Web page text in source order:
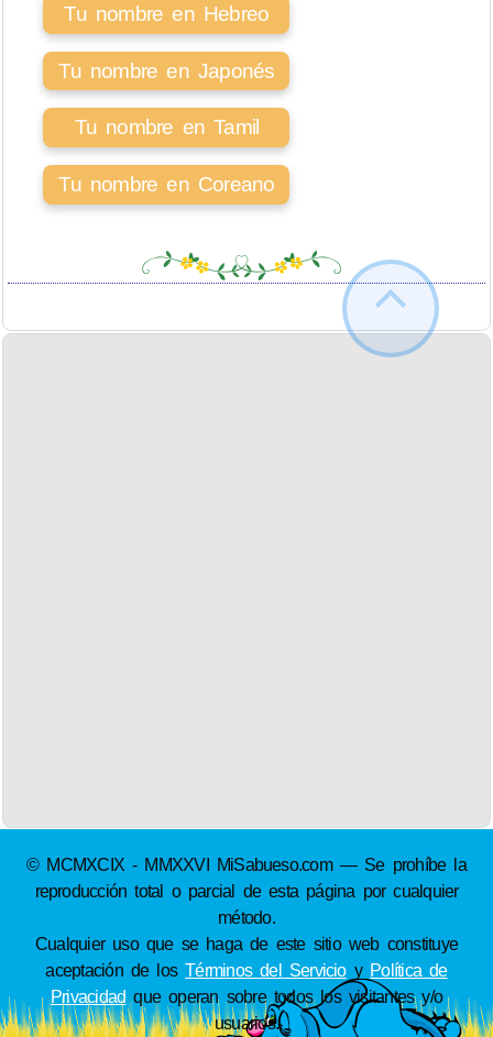
Tu nombre en Hebreo
Tu nombre en Japonés
Tu nombre en Tamil
Tu nombre en Coreano
© MCMXCIX - MMXXVI MiSabueso.com — Se prohíbe la
reproducción total o parcial de esta página por cualquier
método.
Cualquier uso que se haga de este sitio web constituye
aceptación de losTérminos del Servicioy Política de
Privacidad que operan sobre todos los visitantes y/o
usuarios.